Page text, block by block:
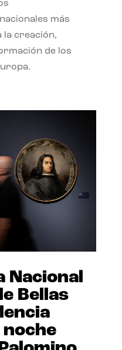
más
la creación,
de los
Nacional
Bellas